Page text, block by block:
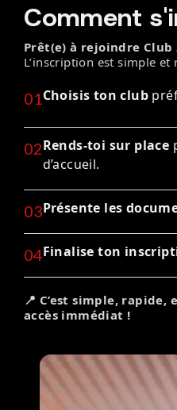
Comment
Prêt(e) à rejoindre Club
L’inscription est simple
01Choisis ton club
02Rends-toi sur place
d’accueil.
03Présente les
04Finalise ton
📍 C’est simple,
accès immédiat !